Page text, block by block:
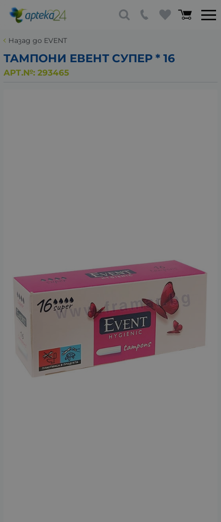
Назад до EVENT
ТАМПОНИ ЕВЕНТ СУПЕР * 16
АРТ.№: 293465